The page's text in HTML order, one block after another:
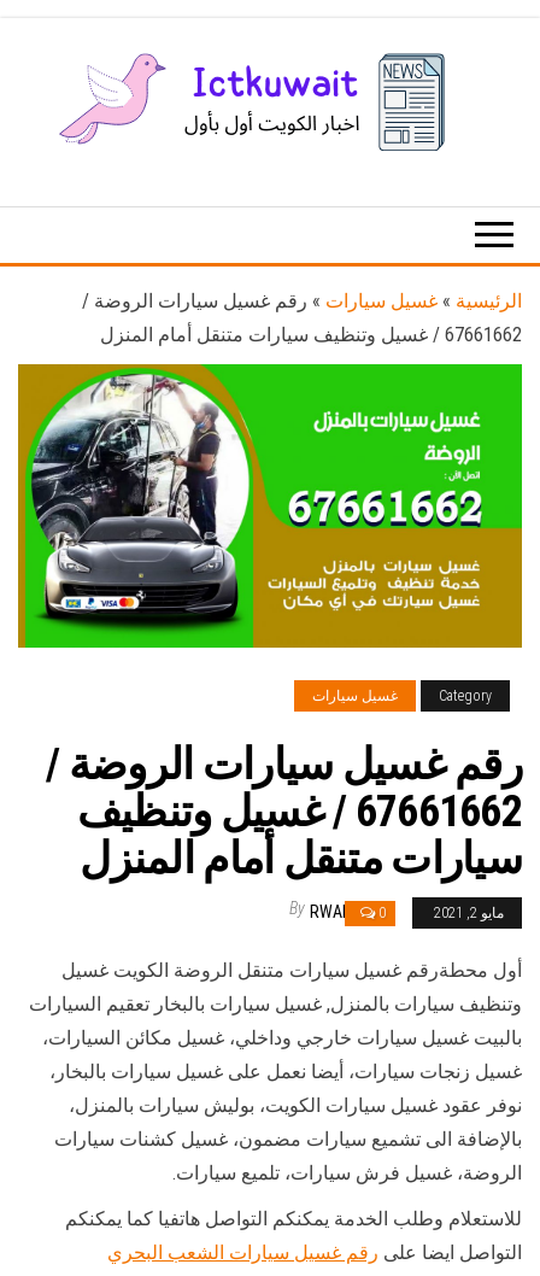
الكويت
الرئيسية » غسيل سيارات » رقم غسيل سيارات الروضة /
67661662 / غسيل وتنظيف سيارات متنقل أمام المنزل
Category غسيل سيارات
رقم غسيل سيارات الروضة /
67661662 / غسيل وتنظيف
سيارات متنقل أمام المنزل
مايو 2, 2021 0
By RWAN
أول محطةرقم غسيل سيارات متنقل الروضة الكويت غسيل
وتنظيف سيارات بالمنزل, غسيل سيارات بالبخار تعقيم السيارات
بالبيت غسيل سيارات خارجي وداخلي، غسيل مكائن السيارات،
غسيل زنجات سيارات، أيضا نعمل على غسيل سيارات بالبخار،
نوفر عقود غسيل سيارات الكويت، بوليش سيارات بالمنزل،
بالإضافة الى تشميع سيارات مضمون، غسيل كشنات سيارات
الروضة، غسيل فرش سيارات، تلميع سيارات.
للاستعلام وطلب الخدمة يمكنكم التواصل هاتفيا كما يمكنكم
التواصل ايضا على رقم غسيل سيارات الشعب البحري